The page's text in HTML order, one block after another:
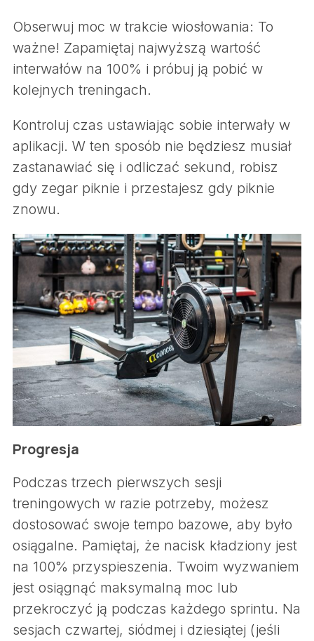
Obserwuj moc w trakcie wiosłowania: To
ważne! Zapamiętaj najwyższą wartość
interwałów na 100% i próbuj ją pobić w
kolejnych treningach.
Kontroluj czas ustawiając sobie interwały w
aplikacji. W ten sposób nie będziesz musiał
zastanawiać się i odliczać sekund, robisz
gdy zegar piknie i przestajesz gdy piknie
znowu.
Progresja
Podczas trzech pierwszych sesji
treningowych w razie potrzeby, możesz
dostosować swoje tempo bazowe, aby było
osiągalne. Pamiętaj, że nacisk kładziony jest
na 100% przyspieszenia. Twoim wyzwaniem
jest osiągnąć maksymalną moc lub
przekroczyć ją podczas każdego sprintu. Na
sesjach czwartej, siódmej i dziesiątej (jeśli